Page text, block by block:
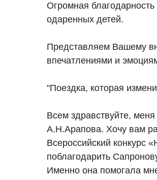
Огромная
одаренных детей.
Представляем Вашему
впечатлениями и
"Поездка, которая
Всем здравствуйте,
А.Н.Арапова. Хочу вам
Всероссийский конкурс
поблагодарить
Именно она помогала